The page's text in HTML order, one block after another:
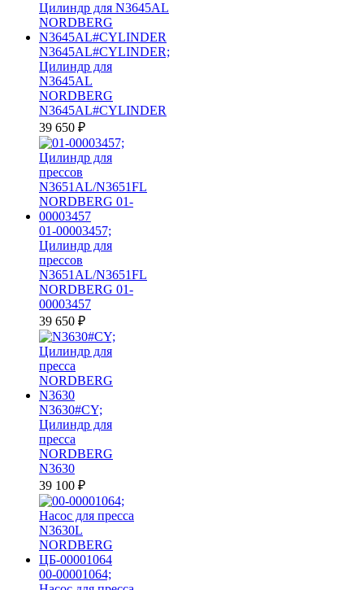
N3645AL#CYLINDER;
Цилиндр для
N3645AL
NORDBERG
N3645AL#CYLINDER
39 650 ₽
01-00003457;
Цилиндр для
прессов
N3651AL/N3651FL
NORDBERG 01-
00003457
39 650 ₽
N3630#CY;
Цилиндр для
пресса
NORDBERG
N3630
39 100 ₽
00-00001064;